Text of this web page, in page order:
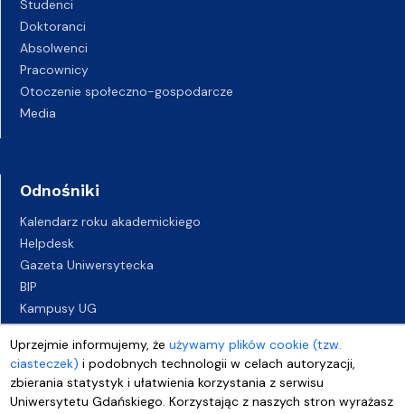
Uprzejmie informujemy, żeużywamy plików cookie (tzw.
ciasteczek) i podobnych technologii w celach autoryzacji,
zbierania statystyk i ułatwienia korzystania z serwisu
Uniwersytetu Gdańskiego. Korzystając z naszych stron wyrażasz
Studenci
Doktoranci
Absolwenci
Pracownicy
Otoczenie społeczno-gospodarcze
Media
Odnośniki
Kalendarz roku akademickiego
Helpdesk
Gazeta Uniwersytecka
BIP
Kampusy UG
Biuro Karier UG
Oferty pracy
Deklaracja dostępności